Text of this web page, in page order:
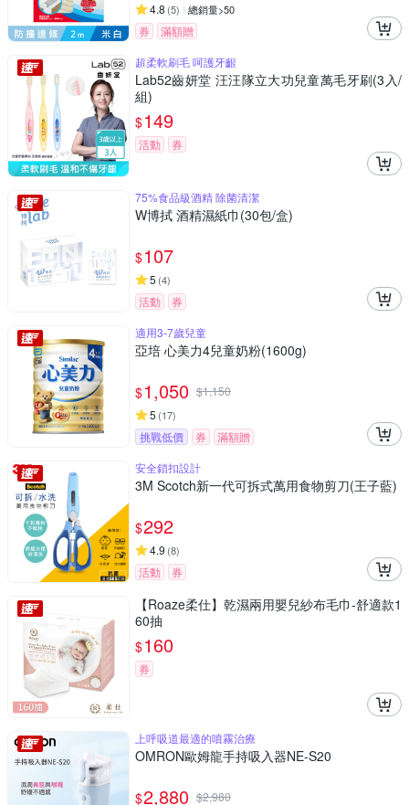
4.8 (5) 總銷量>50
券
滿額贈
超柔軟刷毛 呵護牙齦
Lab52齒妍堂 汪汪隊立大功兒童萬毛牙刷(3入/
組)
$149
活動 券
75%食品級酒精 除菌清潔
W博拭 酒精濕紙巾(30包/盒)
$107
5 (4)
活動
券
適用3-7歲兒童
亞培 心美力4兒童奶粉(1600g)
$1,050 $1,150
5 (17)
挑戰低價 券
滿額贈
安全鎖扣設計
3M Scotch新一代可拆式萬用食物剪刀(王子藍)
$292
4.9 (8)
活動 券
【Roaze柔仕】乾濕兩用嬰兒紗布毛巾-舒適款1
60抽
$160
券
上呼吸道最適的噴霧治療
OMRON歐姆龍手持吸入器NE-S20
$2,880 $2,980